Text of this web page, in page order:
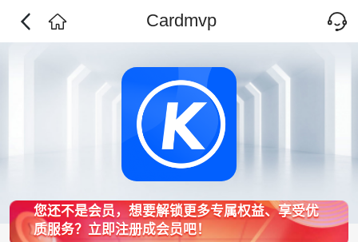
Cardmvp
您还不是会员，想要解锁更多专属权益、享受优
质服务？立即注册成会员吧！